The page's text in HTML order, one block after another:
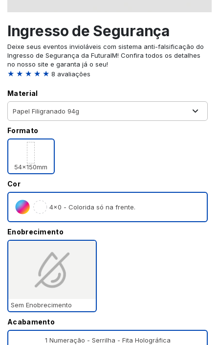
Ingresso de Segurança
Deixe seus eventos invioláveis com sistema anti-falsificação do
Ingresso de Segurança da FuturaIM! Confira todos os detalhes
no nosso site e garanta já o seu!
★ ★ ★ ★ ★ 8 avaliações
Material
Formato
54x150mm
Cor
4×0 - Colorida só na frente.
Enobrecimento
Sem Enobrecimento
Acabamento
1 Numeração - Serrilha - Fita Holográfica